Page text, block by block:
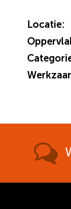
Locatie: